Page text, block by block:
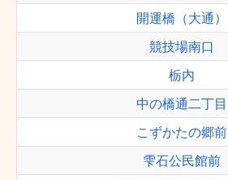
開運橋（大通）
競技場南口
栃内
中の橋通二丁目
こずかたの郷前
雫石公民館前